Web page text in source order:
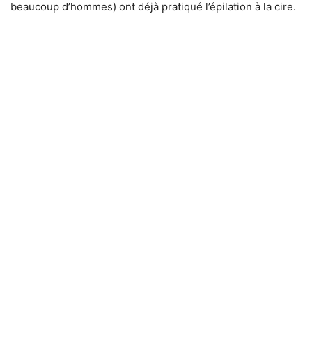
beaucoup d’hommes) ont déjà pratiqué l’épilation à la cire.